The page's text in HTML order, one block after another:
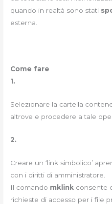
quando in realtà sono stati
esterna.
Come fare
1.
Selezionare la cartella
altrove e procedere a tale
2.
Creare un ‘link simbolico’
con i diritti di amministratore.
Il comando mklink consente
richieste di accesso per i file